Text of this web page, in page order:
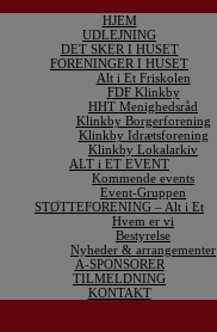
HJEM
UDLEJNING
DET SKER I HUSET
FORENINGER I HUSET
Alt i Et Friskolen
FDF Klinkby
HHT Menighedsråd
Klinkby Borgerforening
Klinkby Idrætsforening
Klinkby Lokalarkiv
ALT i ET EVENT
Kommende events
Event-Gruppen
STØTTEFORENING – Alt i Et
Hvem er vi
Bestyrelse
Nyheder & arrangementer
A-SPONSORER
TILMELDNING
KONTAKT